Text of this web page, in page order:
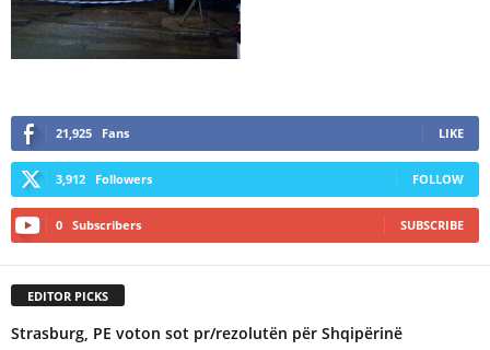
21,925 Fans LIKE
3,912 Followers FOLLOW
0 Subscribers SUBSCRIBE
EDITOR PICKS
Strasburg, PE voton sot pr/rezolutën për Shqipërinë